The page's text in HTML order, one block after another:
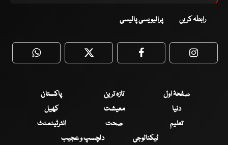
رابطہ کریں پرائیویسی پالیسی
WhatsApp Twitter Facebook
صفحۂ اول تازہ ترین
پاکستان
دنیا
معیشت
کھیل
تعلیم
صحت
انٹرٹینمنٹ
ٹیکنالوجی
دلچسپ و عجیب